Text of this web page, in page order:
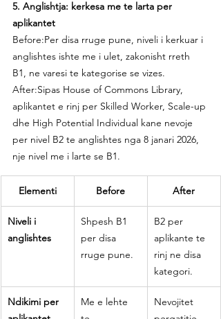
5. Anglishtja: kerkesa me te larta per
aplikantet
Before:Per disa rruge pune, niveli i kerkuar i
anglishtes ishte me i ulet, zakonisht rreth
B1, ne varesi te kategorise se vizes.
After:Sipas House of Commons Library,
aplikantet e rinj per Skilled Worker, Scale-up
dhe High Potential Individual kane nevoje
per nivel B2 te anglishtes nga 8 janari 2026,
nje nivel me i larte se B1.
Elementi Before After
Niveli i
anglishtes
Shpesh B1
per disa
rruge pune.
B2 per
aplikante te
rinj ne disa
kategori.
Ndikimi per
Me e lehte
Nevojitet